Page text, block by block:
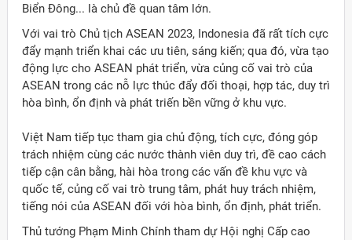
Biển Đông... là chủ đề quan tâm lớn.
Với vai trò Chủ tịch ASEAN 2023, Indonesia đã rất tích cực
đẩy mạnh triển khai các ưu tiên, sáng kiến; qua đó, vừa tạo
động lực cho ASEAN phát triển, vừa củng cố vai trò của
ASEAN trong các nỗ lực thúc đẩy đối thoại, hợp tác, duy trì
hòa bình, ổn định và phát triến bền vững ở khu vực.
Việt Nam tiếp tục tham gia chủ động, tích cực, đóng góp
trách nhiệm cùng các nước thành viên duy trì, đề cao cách
tiếp cận cân bằng, hài hòa trong các vấn đề khu vực và
quốc tế, củng cố vai trò trung tâm, phát huy trách nhiệm,
tiếng nói của ASEAN đối với hòa bình, ổn định, phát triển.
Thủ tướng Phạm Minh Chính tham dự Hội nghị Cấp cao